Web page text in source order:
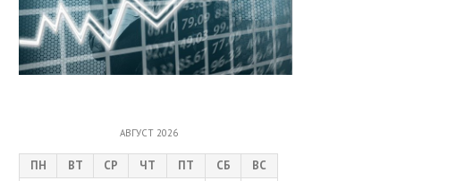
АВГУСТ 2026
ПН ВТ СР ЧТ ПТ СБ
ВС